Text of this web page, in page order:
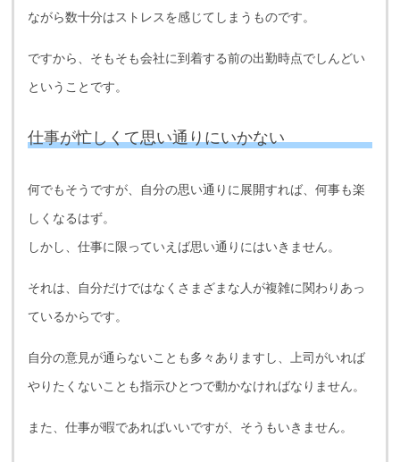
ながら数十分はストレスを感じてしまうものです。
ですから、そもそも会社に到着する前の出勤時点でしんどい
ということです。
仕事が忙しくて思い通りにいかない
何でもそうですが、自分の思い通りに展開すれば、何事も楽
しくなるはず。
しかし、仕事に限っていえば思い通りにはいきません。
それは、自分だけではなくさまざまな人が複雑に関わりあっ
ているからです。
自分の意見が通らないことも多々ありますし、上司がいれば
やりたくないことも指示ひとつで動かなければなりません。
また、仕事が暇であればいいですが、そうもいきません。